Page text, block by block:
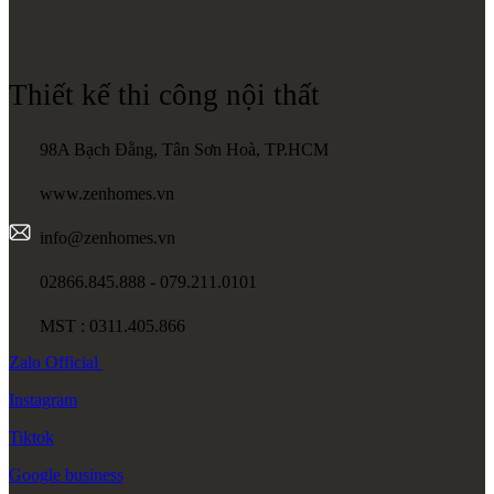
Thiết kế thi công nội thất
98A Bạch Đằng, Tân Sơn Hoà, TP.HCM
www.zenhomes.vn
info@zenhomes.vn
02866.845.888 - 079.211.0101
MST : 0311.405.866
Zalo Official
Instagram
Tiktok
Google business